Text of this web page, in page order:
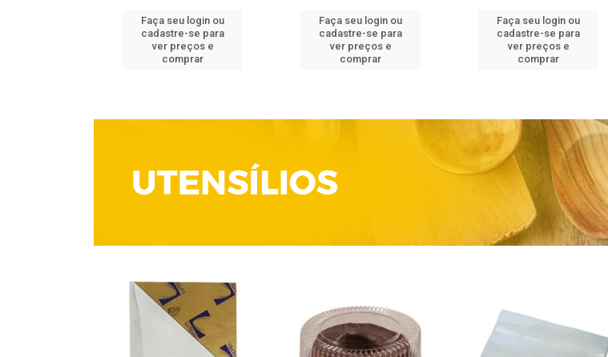
Faça seu login ou
cadastre-se para
ver preços e
comprar
Faça seu login ou
cadastre-se para
ver preços e
comprar
Faça seu login ou
cadastre-se para
ver preços e
comprar